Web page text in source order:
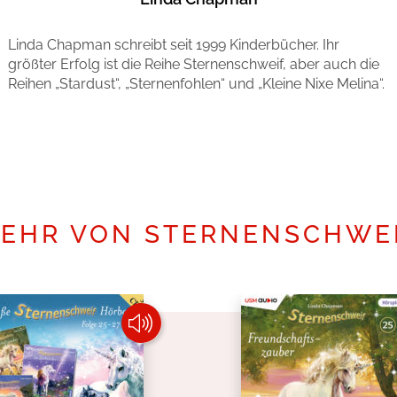
Linda Chapman schreibt seit 1999 Kinderbücher. Ihr
größter Erfolg ist die Reihe Sternenschweif, aber auch die
Reihen „Stardust“, „Sternenfohlen“ und „Kleine Nixe Melina“.
VON